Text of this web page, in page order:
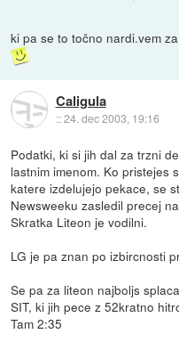
ki pa se to točno nardi.vem
Caligula
::24. dec 2003, 19:16
Podatki, ki si jih dal za trzni
lastnim imenom. Ko pristejes
katere izdelujejo pekace, se
Newsweeku zasledil precej
Skratka Liteon je vodilni.
LG je pa znan po izbircnosti
Se pa za liteon najboljs
SIT, ki jih pece z 52kratno
Tam 2:35